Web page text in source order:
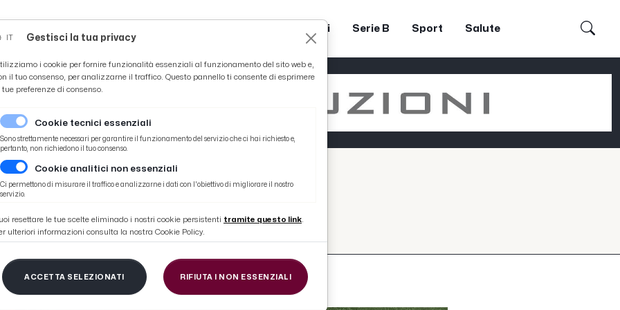
Coppa Teodori Serie B Sport Salute
CALCIO
Gestisci la tua privacy
i cookie per fornire funzionalità essenziali al funzionamento del sito web e,
il tuo consenso, per analizzarne il traffico. Questo pannello ti consente di esprimere
tue preferenze di consenso.
Cookie tecnici essenziali
Sono strettamente necessari per garantire il funzionamento del servizio che ci hai richiesto e,
pertanto, non richiedono il tuo consenso.
Cookie analitici non essenziali
Ci permettono di misurare il traffico e analizzarne i dati con l'obiettivo di migliorare il nostro
servizio.
resettare le tue scelte eliminado i nostri cookie persistenti tramite questo link.
ulteriori informazioni consulta la nostra Cookie Policy.
ACCETTA SELEZIONATI RIFIUTA I NON ESSENZIALI